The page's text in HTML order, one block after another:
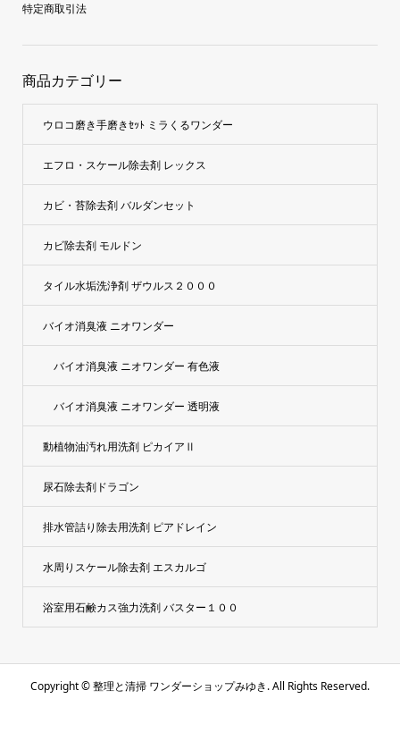
特定商取引法
商品カテゴリー
ウロコ磨き手磨きｾｯﾄ ミラくるワンダー
エフロ・スケール除去剤 レックス
カビ・苔除去剤 バルダンセット
カビ除去剤 モルドン
タイル水垢洗浄剤 ザウルス２０００
バイオ消臭液 ニオワンダー
バイオ消臭液 ニオワンダー 有色液
バイオ消臭液 ニオワンダー 透明液
動植物油汚れ用洗剤 ピカイアⅡ
尿石除去剤ドラゴン
排水管詰り除去用洗剤 ピアドレイン
水周りスケール除去剤 エスカルゴ
浴室用石鹸カス強力洗剤 バスター１００
Copyright ©整理と清掃 ワンダーショップみゆき. All Rights Reserved.